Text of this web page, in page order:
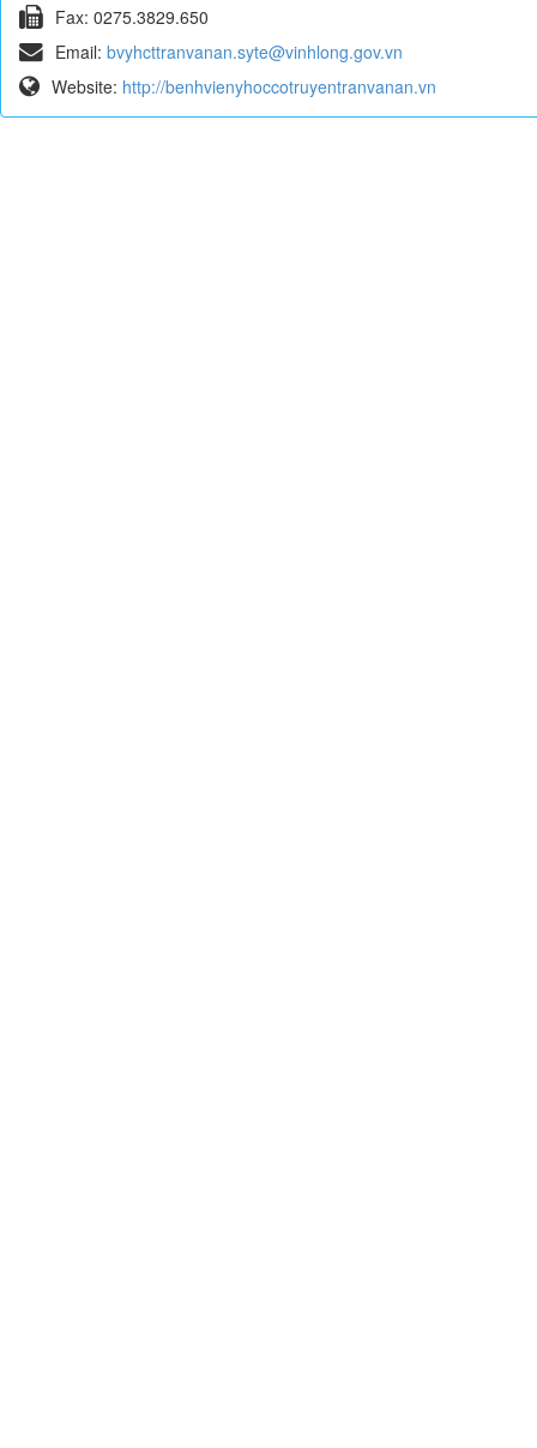
Fax: 0275.3829.650
Email: bvyhcttranvanan.syte@vinhlong.gov.vn
Website: http://benhvienyhoccotruyentranvanan.vn